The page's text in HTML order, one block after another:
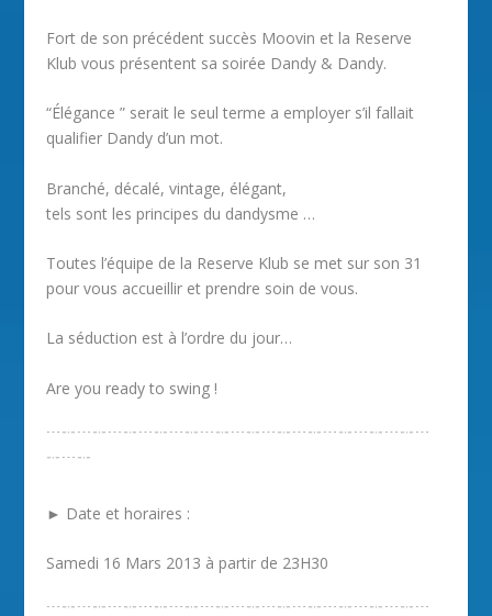
Fort de son précédent succès Moovin et la Reserve
Klub vous présentent sa soirée Dandy & Dandy.
“Élégance ” serait le seul terme a employer s’il fallait
qualifier Dandy d’un mot.
Branché, décalé, vintage, élégant,
tels sont les principes du dandysme …
Toutes l’équipe de la Reserve Klub se met sur son 31
pour vous accueillir et prendre soin de vous.
La séduction est à l’ordre du jour…
Are you ready to swing !
﹉﹊﹉﹊﹉﹊﹉﹊﹉﹊﹉﹊﹉﹊﹉﹊﹉﹊﹉﹊﹉﹊﹉﹊﹉
﹊﹉﹊
► Date et horaires :
Samedi 16 Mars 2013 à partir de 23H30